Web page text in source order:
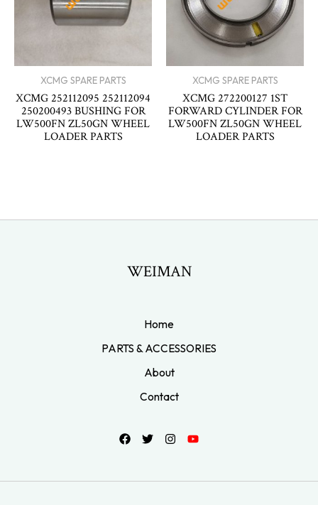
XCMG SPARE PARTS
XCMG 252112095 252112094
250200493 BUSHING FOR
LW500FN ZL50GN WHEEL
LOADER PARTS
XCMG SPARE PARTS
XCMG 272200127 1ST
FORWARD CYLINDER FOR
LW500FN ZL50GN WHEEL
LOADER PARTS
WEIMAN
Home
PARTS & ACCESSORIES
About
Contact